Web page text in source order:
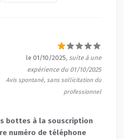
le 01/10/2025, suite à une
expérience du 01/10/2025
Avis spontané, sans sollicitation du
professionnel
bottes à la souscription
numéro de téléphone